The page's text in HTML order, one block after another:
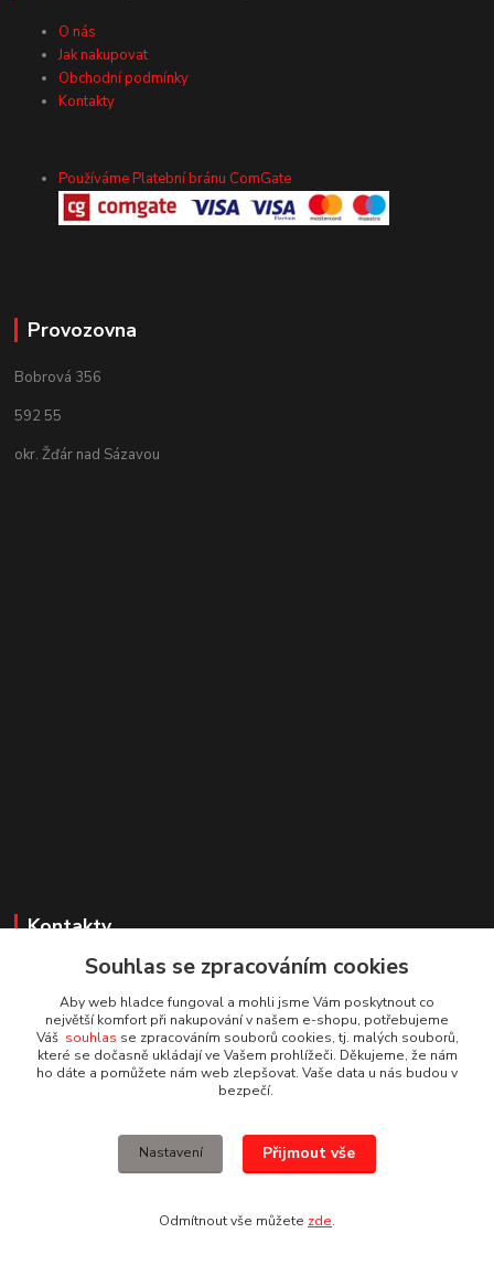
O nás
Jak nakupovat
Obchodní podmínky
Kontakty
Používáme Platební bránu ComGate
Provozovna
Bobrová 356
592 55
okr. Žďár nad Sázavou
Kontakty
Irena Dvořáková
+420 732 595 975
(PO - PÁ, 7 - 15 hod.)
obchod@vruty-roman-stary.cz
© Roman Starý
Souhlas se zpracováním cookies
Aby web hladce fungoval a mohli jsme Vám poskytnout co
největší komfort při nakupování v našem e-shopu, potřebujeme
Váš souhlas se zpracováním souborů cookies, tj. malých souborů,
které se dočasně ukládají ve Vašem prohlížeči. Děkujeme, že nám
ho dáte a pomůžete nám web zlepšovat. Vaše data u nás budou v
bezpečí.
Nastavení Přijmout vše
Odmítnout vše můžete zde.